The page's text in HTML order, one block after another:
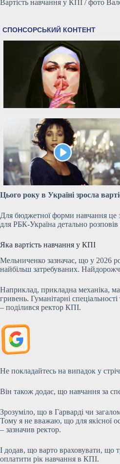
Вартість навчання у КПІ / фото
Цього року в Україні зросла
Для бюджетної форми навчання це
для РБК-Україна детально
Яка вартість навчання у КПІ
Мельниченко зазначає, що у 2026
найбільш затребуваних.
Наприклад, прикладна механіка,
гривень. Гуманітарні
– поділився ректор КПІ.
Не покладайтесь на випадок у
Він також додає, що навчання за
Зрозуміло, що в Гарварді чи
Тому я не вважаю, що для якісної
– зазначив ректор.
І додав, що варто враховувати, що
оплатити рік навчання в КПІ.